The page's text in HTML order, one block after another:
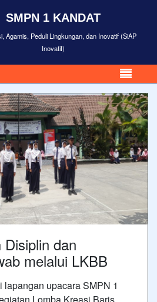
SMPN 1 KANDAT
Agamis, Peduli Lingkungan, dan Inovatif (SiAP
Inovatif)
dan
melalui LKBB
upacara SMPN 1
Lomba Kreasi Baris